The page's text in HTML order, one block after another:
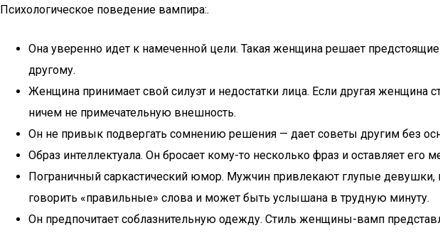
Психологическое поведение вампира:.
Она уверенно идет к намеченной цели. Такая женщина решает
другому.
Женщина принимает свой силуэт и недостатки лица. Если другая женщина
ничем не примечательную внешность.
Он не привык подвергать сомнению решения — дает советы другим без
Образ интеллектуала. Он бросает кому-то несколько фраз и оставляет
Пограничный саркастический юмор. Мужчин привлекают глупые девушки,
говорить «правильные» слова и может быть услышана в трудную минуту.
Он предпочитает соблазнительную одежду. Стиль женщины-вамп